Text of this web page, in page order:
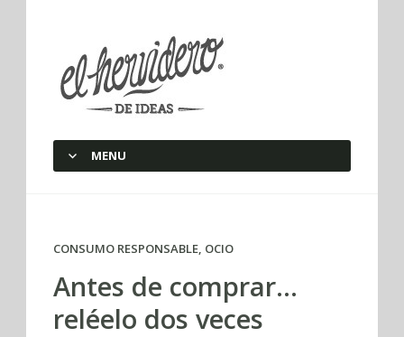
elherviderodeideas
MENU
CONSUMO RESPONSABLE, OCIO
Antes de comprar…
reléelo dos veces